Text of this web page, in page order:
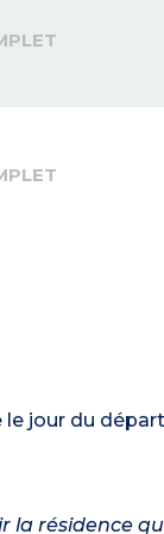
jour du
la résidence